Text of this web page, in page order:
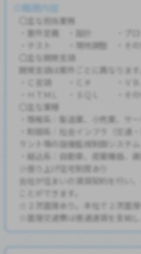
職務内容
〇主な担当業務
・要件定義 ・設計 ・プロ
・テスト ・現地調整 ・その
〇主な開発言語
開発言語は案件ごとに異なります
・Ｃ言語 ・Ｃ＃ ・ＶＢ
・ＨＴＭＬ ・ＳＱＬ ・その
〇主な業種
・情報系：製造業、小売業、サ
・制御系：社会インフラ（交通
ラント等の設備監視制御システム
・組込系：自動車、産業機器、
☆借り上げ住宅制度あり
会社が住まいの賃貸契約を行い
ことができます。
☆２次面接あり。本社で２次面接
☆面接交通費は普通運賃を支給し